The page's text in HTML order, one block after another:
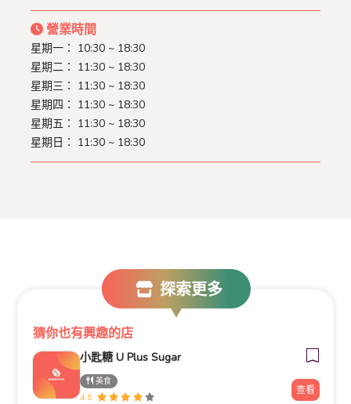
營業時間
星期一： 10:30 ~ 18:30
星期二： 11:30 ~ 18:30
星期三： 11:30 ~ 18:30
星期四： 11:30 ~ 18:30
星期五： 11:30 ~ 18:30
星期日： 11:30 ~ 18:30
探索更多
猜你也有興趣的店
小匙糖 U Plus Sugar
美食
4.5
查看